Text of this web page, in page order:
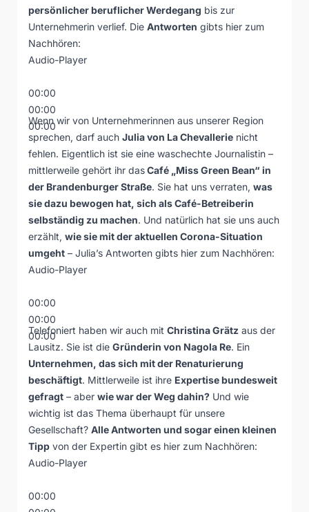
persönlicher beruflicher Werdegang bis zur
Unternehmerin verlief. Die Antworten gibts hier zum
Nachhören:
Audio-Player
00:00
00:00
00:00
Wenn wir von Unternehmerinnen aus unserer Region
sprechen, darf auch Julia von La Chevallerie nicht
fehlen. Eigentlich ist sie eine waschechte Journalistin –
mittlerweile gehört ihr dasCafé „Miss Green Bean“ in
der Brandenburger Straße. Sie hat uns verraten, was
sie dazu bewogen hat, sich als Café-Betreiberin
selbständig zu machen. Und natürlich hat sie uns auch
erzählt, wie sie mit der aktuellen Corona-Situation
umgeht – Julia’s Antworten gibts hier zum Nachhören:
Audio-Player
00:00
00:00
00:00
Telefoniert haben wir auch mit Christina Grätz aus der
Lausitz. Sie ist die Gründerin von Nagola Re. Ein
Unternehmen, das sich mit der Renaturierung
beschäftigt. Mittlerweile ist ihre Expertise bundesweit
gefragt – aber wie war der Weg dahin? Und wie
wichtig ist das Thema überhaupt für unsere
Gesellschaft? Alle Antworten und sogar einen kleinen
Tipp von der Expertin gibt es hier zum Nachhören:
Audio-Player
00:00